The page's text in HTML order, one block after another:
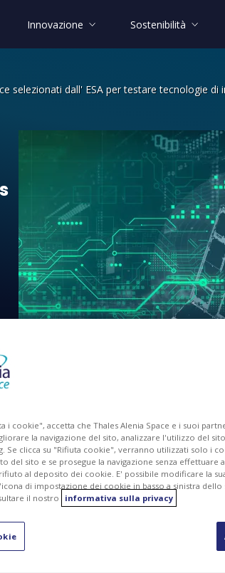
Innovazione Sostenibilità
selezionati dall' ESA per testare tecnologie
Space
team francesi e italiani di Thales Alenia
satellite Φsat-2. La missione di
artificiale integrata a bordo dei
i cookie", accetta che Thales Alenia Space e i suoi
la navigazione del sito, analizzare l'utilizzo del
Se clicca su "Rifiuta cookie", verranno utilizzati solo i
del sito e se prosegue la navigazione senza effettuare
al deposito dei cookie. E' possibile modificare la
di impostazione dei cookie in basso a sinistra
il nostro
informativa sulla privacy